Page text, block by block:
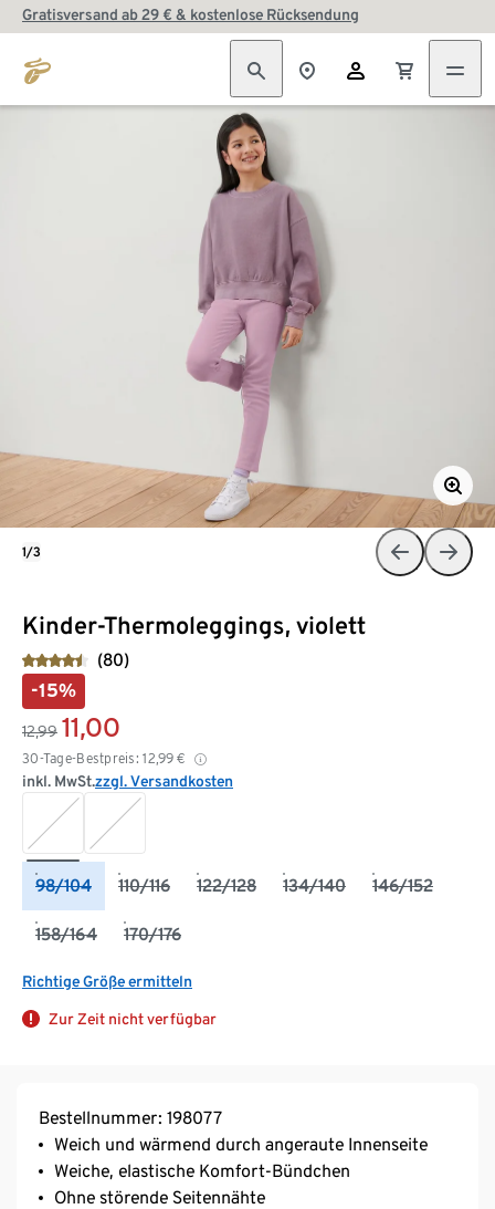
Gratisversand ab 29 € & kostenlose Rücksendung
Kinder-Thermoleggings, violett
(80)
-15%
12,99 11,00
30-Tage-Bestpreis: 12,99 €
inkl. MwSt.zzgl. Versandkosten
98/104 110/116 122/128 134/140 146/152
158/164 170/176
Richtige Größe ermitteln
Zur Zeit nicht verfügbar
1/3
Bestellnummer: 198077
Weich und wärmend durch angeraute Innenseite
Weiche, elastische Komfort-Bündchen
Ohne störende Seitennähte